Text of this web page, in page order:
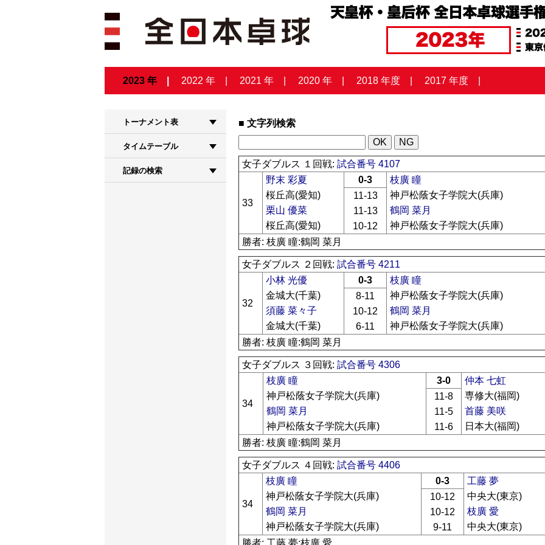
2023 年 2022 年 2021 年 2020 年 2018 年度 2017 年度
トーナメント表
タイムテーブル
記録の検索
文字列検索
女子ダブルス １回戦:試合番号 4107
33
野末 彩夏
桜丘高(愛知)
栗山 優菜
桜丘高(愛知)
0-3
枝廣 瞳
神戸松蔭女子学院大(兵庫)
鶴岡 菜月
神戸松蔭女子学院大(兵庫)
11-13
11-13
10-12
勝者: 枝廣 瞳:鶴岡 菜月
女子ダブルス ２回戦:試合番号 4211
32
小林 光優
金城大(千葉)
須藤 菜々子
金城大(千葉)
0-3
枝廣 瞳
神戸松蔭女子学院大(兵庫)
鶴岡 菜月
神戸松蔭女子学院大(兵庫)
8-11
10-12
6-11
勝者: 枝廣 瞳:鶴岡 菜月
女子ダブルス ３回戦:試合番号 4306
34
枝廣 瞳
神戸松蔭女子学院大(兵庫)
鶴岡 菜月
神戸松蔭女子学院大(兵庫)
3-0
仲本 七虹
専修大(福岡)
首藤 美咲
日本大(福岡)
11-8
11-5
11-6
勝者: 枝廣 瞳:鶴岡 菜月
女子ダブルス ４回戦:試合番号 4406
34
枝廣 瞳
神戸松蔭女子学院大(兵庫)
鶴岡 菜月
神戸松蔭女子学院大(兵庫)
0-3
工藤 夢
中央大(東京)
枝廣 愛
中央大(東京)
10-12
10-12
9-11
勝者: 工藤 夢:枝廣 愛